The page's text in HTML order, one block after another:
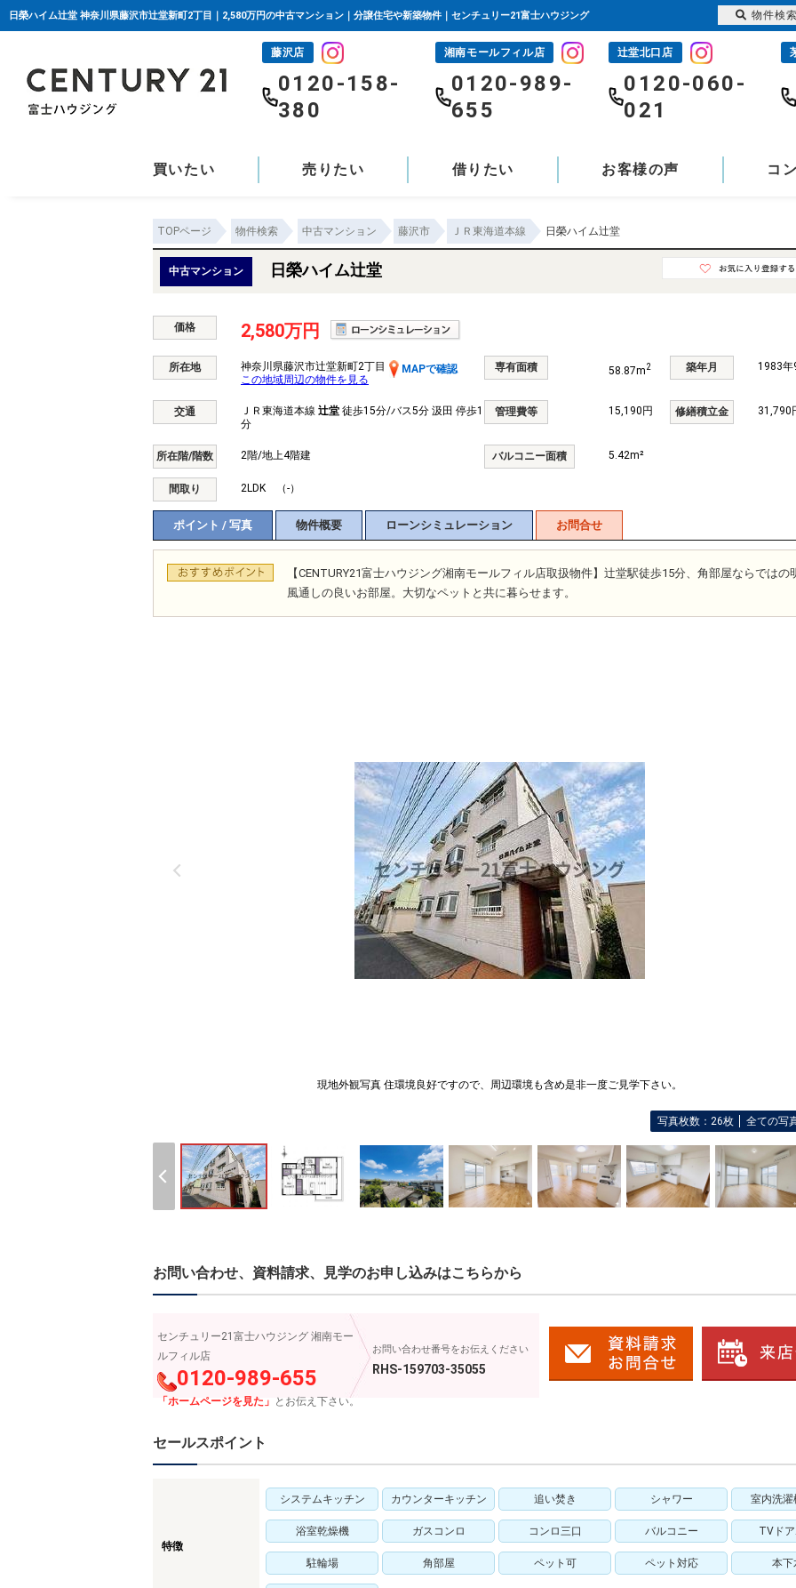
日榮ハイム辻堂 神奈川県藤沢市辻堂新町2丁目｜2,580万円の中古マンション｜分譲住宅や新築物件｜センチュリー21富士ハウジング
藤沢店
0120-158-
380
湘南モールフィル店
0120-989-
655
辻堂北口店
0120-060-
021
買いたい 売りたい 借りたい お客様の声 コ
TOPページ 物件検索 中古マンション 藤沢市 ＪＲ東海道本線 日榮ハイム辻堂
中古マンション 日榮ハイム辻堂
価格 2,580万円
所在地 神奈川県藤沢市辻堂新町2丁目
MAPで確認
この地域周辺の物件を見る
専有面積 58.87m2 築年月 1983年
交通 ＪＲ東海道本線 辻堂 徒歩15分/バス5分 汲田 停歩1
分
管理費等 15,190円 修繕積立金 31,790
所在階/階数 2階/地上4階建 バルコニー面積 5.42m²
間取り 2LDK （-）
ポイント / 写真 物件概要 ローンシミュレーション お問合せ
【CENTURY21富士ハウジング湘南モールフィル店取扱物件】辻堂駅徒歩15分、角部屋ならではの
風通しの良いお部屋。大切なペットと共に暮らせます。
現地外観写真 住環境良好ですので、周辺環境も含め是非一度ご見学下さい。
写真枚数：26枚 全ての写
お問い合わせ、資料請求、見学のお申し込みはこちらから
センチュリー21富士ハウジング 湘南モー
ルフィル店
0120-989-655
「ホームページを見た」 とお伝え下さい。
お問い合わせ番号をお伝えください
RHS-159703-35055
セールスポイント
特徴
システムキッチン カウンターキッチン 追い焚き シャワー 室内洗濯
浴室乾燥機 ガスコンロ コンロ三口 バルコニー TVド
駐輪場 角部屋 ペット可 ペット対応 本下
物件検